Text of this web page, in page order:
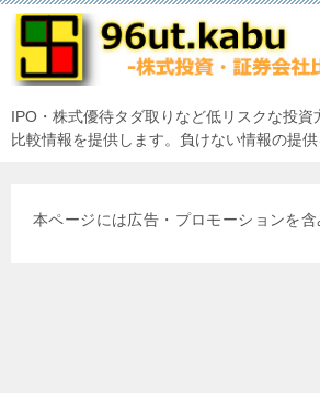
IPO・株式優待タダ取りなど低リスクな投
比較情報を提供します。負けない情報の提供
本ページには広告・プロモーションを含